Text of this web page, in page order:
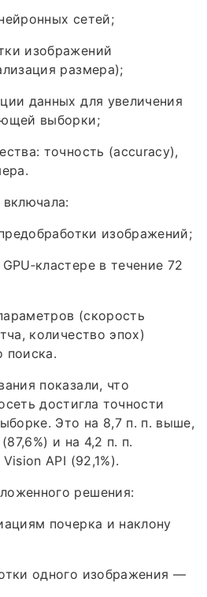
сетей;
изображений
размера);
данных для увеличения
выборки;
точность (accuracy),
изображений;
в течение 72
(скорость
количество эпох)
поиска.
показали, что
достигла точности
Это на 8,7 п. п. выше,
и на 4,2 п. п.
API (92,1%).
решения:
почерка и наклону
одного изображения —